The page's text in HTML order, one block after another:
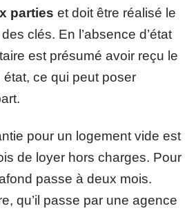
parties et doit être réalisé le
clés. En l’absence d’état
est présumé avoir reçu le
état, ce qui peut poser
pour un logement vide est
de loyer hors charges. Pour
passe à deux mois.
qu’il passe par une agence